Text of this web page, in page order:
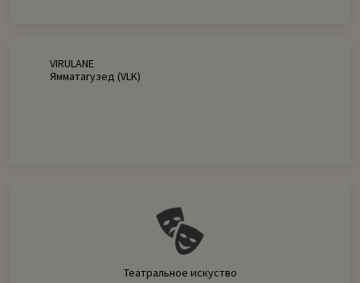
VIRULANE
Ямматагузед (VLK)
Театральное искуство